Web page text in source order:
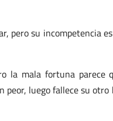
pero su incompetencia
la mala fortuna parece
peor, luego fallece su